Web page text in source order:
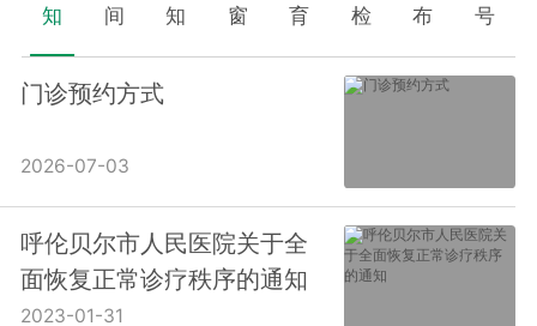
知 间 知 窗 育 检 布 号
门诊预约方式
2026-07-03
呼伦贝尔市人民医院关于全
面恢复正常诊疗秩序的通知
2023-01-31